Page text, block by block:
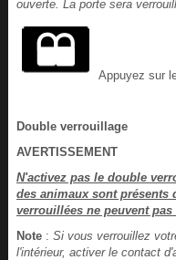
ouverte. La porte sera
Appuyez sur
Double verrouillage
AVERTISSEMENT
N'activez pas le double
des animaux sont présents
verrouillées ne peuvent
Note : Si vous verrouillez
l'intérieur, activer le contact